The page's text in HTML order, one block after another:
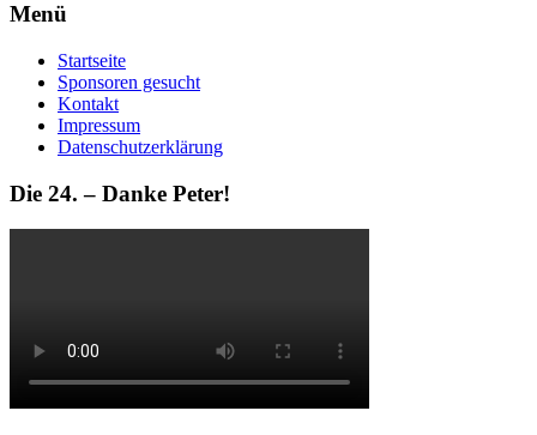
Menü
Startseite
Sponsoren gesucht
Kontakt
Impressum
Datenschutzerklärung
Die 24. – Danke Peter!